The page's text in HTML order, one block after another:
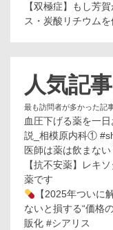
【双極症】もし芳
ス・炭酸リチウム
人気記事
最も訪問者が多かった記
血圧下げる薬を一
説_相模原内科①
医師は薬は飲まな
【抗不安薬】レキ
薬です
【2025年ついに
ないと損する“価格
販化 #シアリス